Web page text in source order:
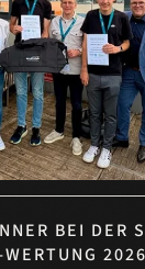
BEI DER
2026